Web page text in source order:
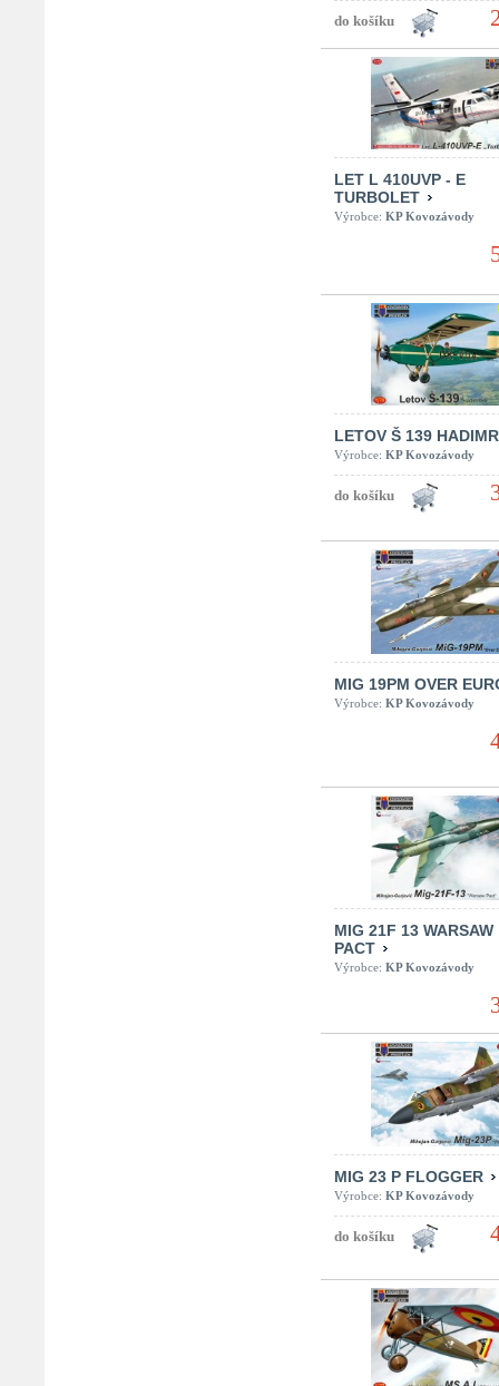
LET L 410UVP - E
TURBOLET
Výrobce: KP Kovozávody
LETOV Š 139
Výrobce: KP Kovozávody
MIG 19PM OVER
Výrobce: KP Kovozávody
MIG 21F 13 WARSAW
PACT
Výrobce: KP Kovozávody
MIG 23 P FLOGGER
Výrobce: KP Kovozávody